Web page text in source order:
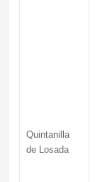
Quintanilla
de Losada